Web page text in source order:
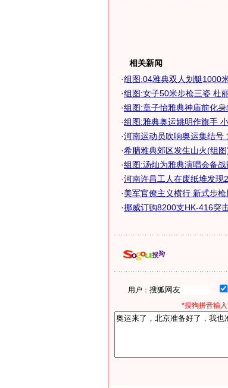
相关新闻
·组图:04雅典双人划艇1000
·组图:女子50米步枪三姿 杜
·组图:章子怡雅典神庙前化身
·组图:雅典奥运姚明作旗手
·河南运动员吹响奥运集结号
·希腊雅典郊区发生山火(组图
·组图:汤灿为雅典演唱会备
·河南许昌工人在废纸堆发现
·美军官僚主义横行 新式步枪
·挪威订购8200支HK-416突
用户：
*搜狗拼音输